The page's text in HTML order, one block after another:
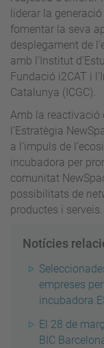
liderar la
fomentar la seva
desplegament de
amb l’Institut
Fundació i2CAT i
Catalunya (ICGC).
Amb la reactivació
l’Estratègia
a l’impuls de
incubadora per
comunitat
possibilitats de
productes i serveis.
Notícies
empreses
incubadora
El 28 de
BIC